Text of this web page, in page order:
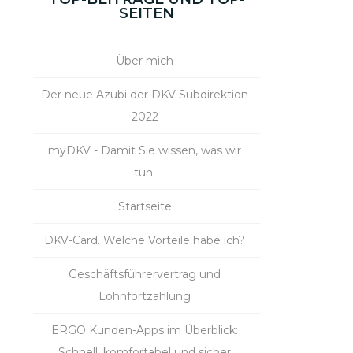
SEITEN
Über mich
Der neue Azubi der DKV Subdirektion
2022
myDKV - Damit Sie wissen, was wir
tun.
Startseite
DKV-Card. Welche Vorteile habe ich?
Geschäftsführervertrag und
Lohnfortzahlung
ERGO Kunden-Apps im Überblick: